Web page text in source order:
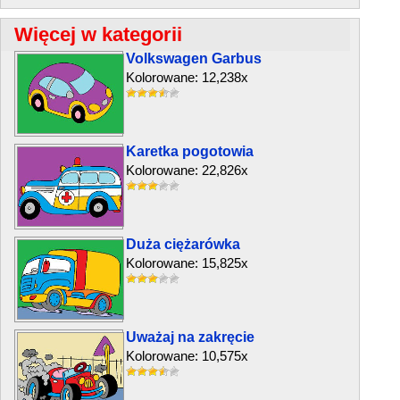
Więcej w kategorii
Volkswagen Garbus
Kolorowane: 12,238x
Karetka pogotowia
Kolorowane: 22,826x
Duża ciężarówka
Kolorowane: 15,825x
Uważaj na zakręcie
Kolorowane: 10,575x